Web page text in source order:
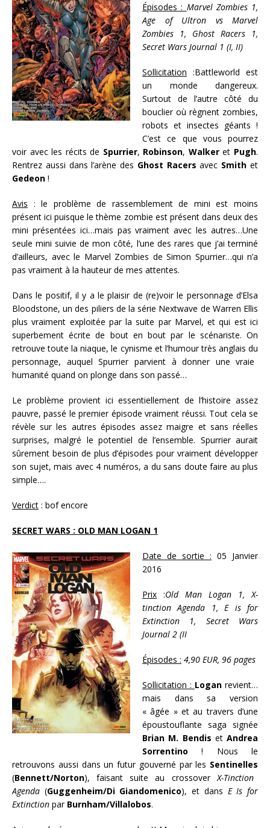
Épisodes : Marvel Zombies 1,
Age of Ultron vs Marvel
Zombies 1, Ghost Racers 1,
Secret Wars Journal 1 (I, II)
Sollicitation :Battleworld est
un monde dangereux.
Surtout de l’autre côté du
bouclier où règnent zombies,
robots et insectes géants !
C’est ce que vous pourrez
voir avec les récits de Spurrier, Robinson, Walkeret Pugh.
Rentrez aussi dans l’arène des Ghost Racers avec Smith et
Gedeon !
Avis : le problème de rassemblement de mini est moins
présent ici puisque le thème zombie est présent dans deux des
mini présentées ici…mais pas vraiment avec les autres…Une
seule mini suivie de mon côté, l’une des rares que j’ai terminé
d’ailleurs, avec le Marvel Zombies de Simon Spurrier…qui n’a
pas vraiment à la hauteur de mes attentes.
Dans le positif, il y a le plaisir de (re)voir le personnage d’Elsa
Bloodstone, un des piliers de la série Nextwave de Warren Ellis
plus vraiment exploitée par la suite par Marvel, et qui est ici
superbement écrite de bout en bout par le scénariste. On
retrouve toute la niaque, le cynisme et l’humour très anglais du
personnage, auquel Spurrier parvient à donner une vraie
humanité quand on plonge dans son passé…
Le problème provient ici essentiellement de l’histoire assez
pauvre, passé le premier épisode vraiment réussi. Tout cela se
révèle sur les autres épisodes assez maigre et sans réelles
surprises, malgré le potentiel de l’ensemble. Spurrier aurait
sûrement besoin de plus d’épisodes pour vraiment développer
son sujet, mais avec 4 numéros, a du sans doute faire au plus
simple….
Verdict : bof encore
SECRET WARS : OLD MAN LOGAN 1
Date de sortie : 05 Janvier
2016
Prix :Old Man Logan 1, X-
tinction Agenda 1, E is for
Extinction 1, Secret Wars
Journal 2 (II
Épisodes : 4,90 EUR, 96 pages
Sollicitation : Logan revient…
mais dans sa version
« âgée » et au travers d’une
époustouflante saga signée
Brian M. Bendis etAndrea
Sorrentino ! Nous le
retrouvons aussi dans un futur gouverné par les Sentinelles
(Bennett/Norton), faisant suite au crossover X-Tinction
Agenda (Guggenheim/Di Giandomenico), et dans E Is for
Extinction parBurnham/Villalobos.